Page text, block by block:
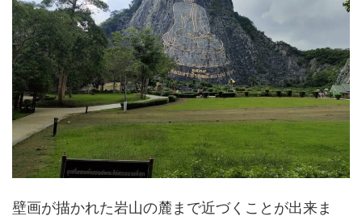
壁画が描かれた岩山の麓まで近づくことが出来ま